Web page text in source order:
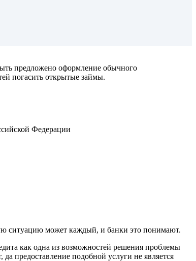
предложено оформление обычного
погасить открытые займы.
Федерации
ситуацию может каждый, и банки это понимают.
как одна из возможностей решения проблемы
предоставление подобной услуги не является